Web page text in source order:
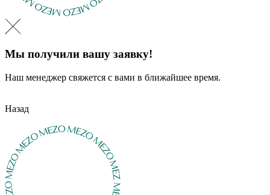
Мы получили вашу заявку!
Наш менеджер свяжется с вами в ближайшее время.
Назад